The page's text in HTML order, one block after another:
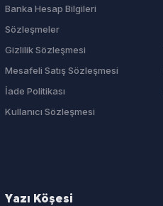
Banka Hesap Bilgileri
Sözleşmeler
Gizlilik Sözleşmesi
Mesafeli Satış Sözleşmesi
İade Politikası
Kullanıcı Sözleşmesi
Yazı Köşesi